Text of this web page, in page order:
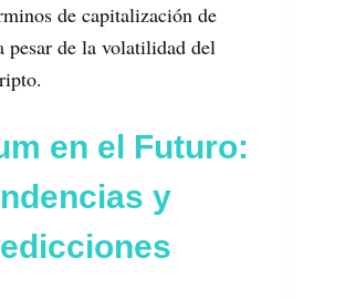
de capitalización de
pesar de la volatilidad del
en el Futuro:
y